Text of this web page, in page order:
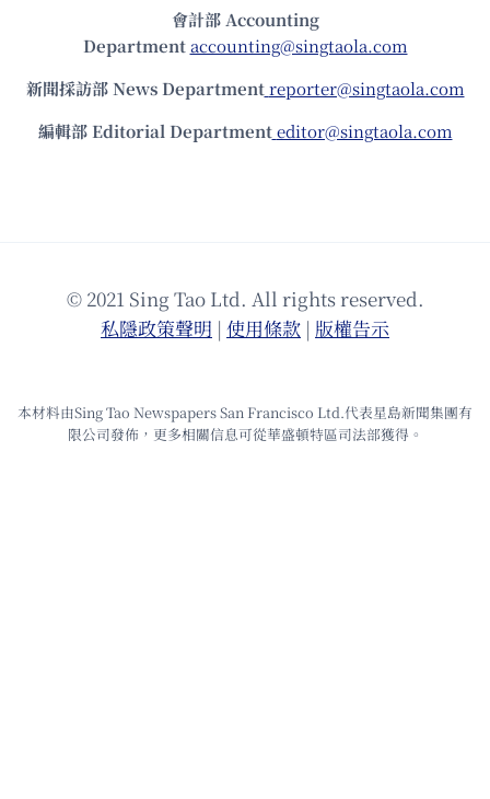
會計部 Accounting
Department accounting@singtaola.com
新聞採訪部 News Department reporter@singtaola.com
編輯部 Editorial Department editor@singtaola.com
© 2021 Sing Tao Ltd. All rights reserved.
私隱政策聲明 | 使⽤條款 | 版權告⽰
本材料由Sing Tao Newspapers San Francisco Ltd.代表星島新聞集團有
限公司發佈，更多相關信息可從華盛頓特區司法部獲得。